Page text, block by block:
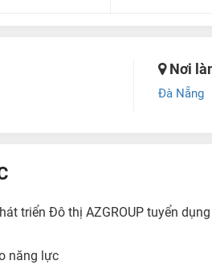
Nơi
Đà Nẵng
triển Đô thị AZGROUP tuyển dụng
năng lực